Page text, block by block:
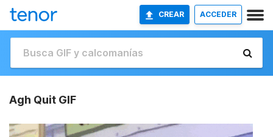
CREAR ACCEDER
Agh Quit GIF